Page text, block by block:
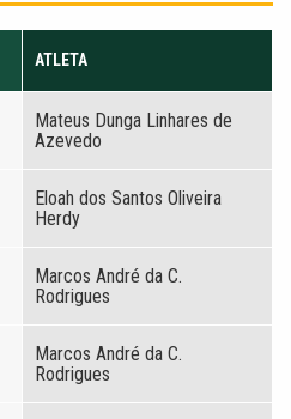
ATLETA
Mateus Dunga Linhares de
Azevedo
Eloah dos Santos Oliveira
Herdy
Marcos André da C.
Rodrigues
Marcos André da C.
Rodrigues